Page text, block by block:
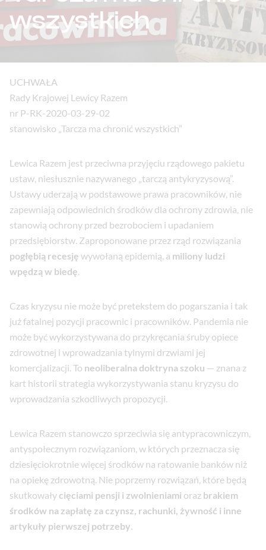
wszystkich
UCHWAŁA
Rady Krajowej Lewicy Razem
nr P-RK-2020-03-29-02
stanowisko „Tarcza ma chronić wszystkich”
Lewica Razem jest przeciwna przyjęciu rządowego pakietu
ustaw, niesłusznie nazywanego „tarczą antykryzysową”.
Ustawy uderzają w podstawowe prawa pracowników, nie
zapewniają odpowiednich środków dla ochrony zdrowia, nie
stanowią ochrony przed bezrobociem i upadaniem
przedsiębiorstw. Zaproponowane przez rząd rozwiązania
pogłębią recesję wywołaną epidemią, a miliony ludzi
wpędzą w biedę.
Czas kryzysu nie może być pretekstem do pogarszania i tak
już fatalnej pozycji pracownic i pracowników. Pandemia nie
może być wykorzystywana do przykręcania śruby opiece
zdrowotnej i wprowadzania tylnymi drzwiami jej
komercjalizacji. To neoliberalna doktryna szoku — znana z
kart historii strategia wykorzystywania stanu kryzysu do
wprowadzania szkodliwych propozycji.
Lewica Razem stanowczo sprzeciwia się antypracowniczym,
antyspołecznym rozwiązaniom, w których przeznacza się
dziesięciokrotnie więcej środków na ratowanie banków niż
na opiekę zdrowotną. Nie poprzemy rozwiązań, które będą
skutkowały cięciami pensji i zwolnieniami oraz brakiem
środków na zapłatę za czynsz, rachunki, żywność i inne
artykuły pierwszej potrzeby.